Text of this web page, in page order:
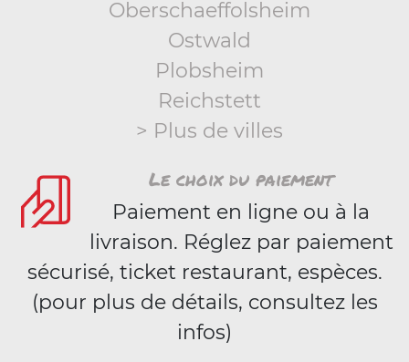
Oberschaeffolsheim
Ostwald
Plobsheim
Reichstett
> Plus de villes
Le choix du paiement
Paiement en ligne ou à la
livraison. Réglez par paiement
sécurisé, ticket restaurant, espèces.
(pour plus de détails, consultez les
infos)